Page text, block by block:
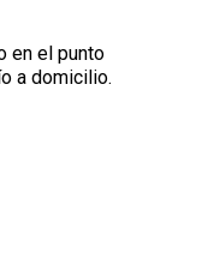
en el punto
a domicilio.